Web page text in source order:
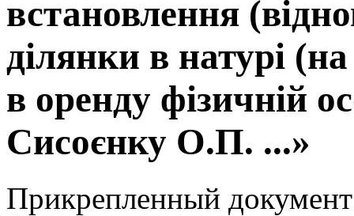
встановлення
ділянки в натурі
в оренду фізичній
Сисоєнку О.П. ...»
Прикрепленный